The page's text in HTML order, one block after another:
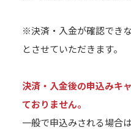
※決済・入金が確認でき
とさせていただきます。
決済・入金後の申込みキ
ておりません。
一般で申込みされる場合